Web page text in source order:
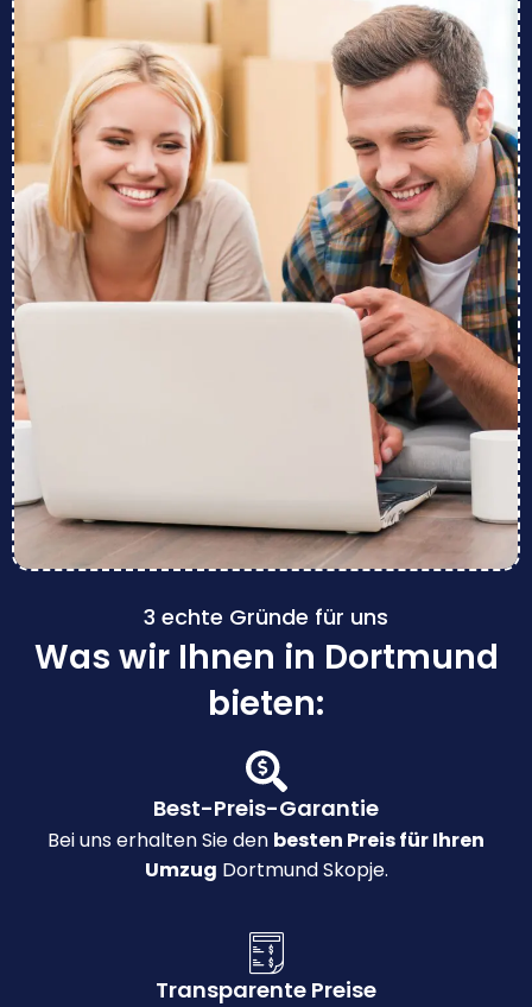
3 echte Gründe für uns
Was wir Ihnen in Dortmund
bieten:
Best-Preis-Garantie
Bei uns erhalten Sie den besten Preis für Ihren
Umzug Dortmund Skopje.
Transparente Preise